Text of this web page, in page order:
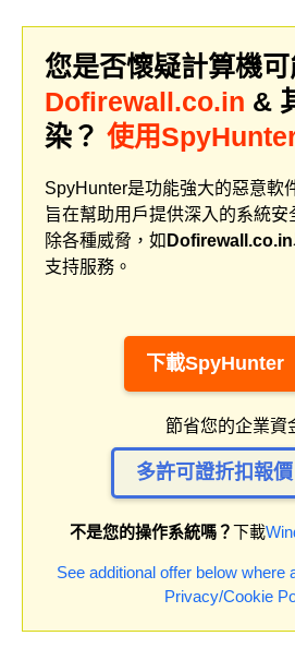
您是否懷疑計算機可
Dofirewall.co.in &
染？ 使用
SpyHunter是功能強大的惡意軟
旨在幫助用戶提供深入的系統
除各種威脅，如 Dofirewall.co.in
支持服務。
下載SpyHunter
節省您的企業資
多許可證折扣報價
不是您的操作系統嗎？下載
See additional offer below where
Privacy/Cookie